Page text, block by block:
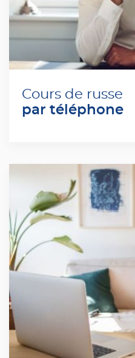
Cours de russe
par téléphone